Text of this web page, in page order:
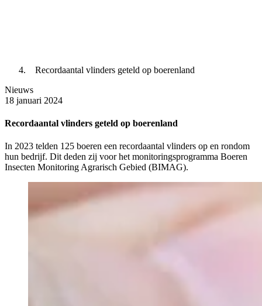
Recordaantal vlinders geteld op boerenland
Nieuws
18 januari 2024
Recordaantal vlinders geteld op boerenland
In 2023 telden 125 boeren een recordaantal vlinders op en rondom
hun bedrijf. Dit deden zij voor het monitoringsprogramma Boeren
Insecten Monitoring Agrarisch Gebied (BIMAG).